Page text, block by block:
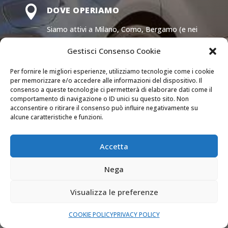
Gestisci Consenso Cookie
Per fornire le migliori esperienze, utilizziamo tecnologie come i cookie
per memorizzare e/o accedere alle informazioni del dispositivo. Il
consenso a queste tecnologie ci permetterà di elaborare dati come il
comportamento di navigazione o ID unici su questo sito. Non
acconsentire o ritirare il consenso può influire negativamente su
alcune caratteristiche e funzioni.
Accetta
Nega
Visualizza le preferenze
COOKIE POLICYPRIVACY POLICY
 DOVE OPERIAMO
Siamo attivi a Milano, Como, Bergamo (e nei
 SEMPRE APERTI
Il nostro servizio di assistenza è attivo 24 ore
su 24 tutti i giorni dell’anno.
 PREVENTIVI GRATUITI
nessun impegno.